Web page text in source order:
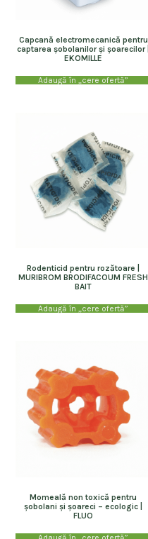
Capcană electromecanică pentru
captarea șobolanilor și șoarecilor |
EKOMILLE
Adaugă în „cere ofertă”
Rodenticid pentru rozătoare |
MURIBROM BRODIFACOUM FRESH
BAIT
Adaugă în „cere ofertă”
Momeală non toxică pentru
șobolani și șoareci – ecologic |
FLUO